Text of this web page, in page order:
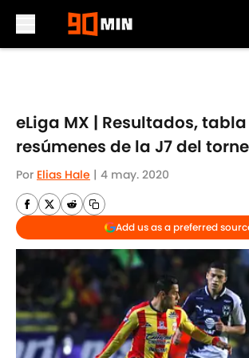
eLiga MX | Resultados,
resúmenes de la J7 del
Por Elias Hale | 4 may. 2020
Add us as a preferred